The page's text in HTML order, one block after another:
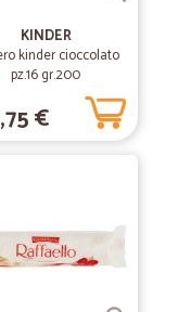
KINDER
kinder cioccolato
pz.16 gr.200
€